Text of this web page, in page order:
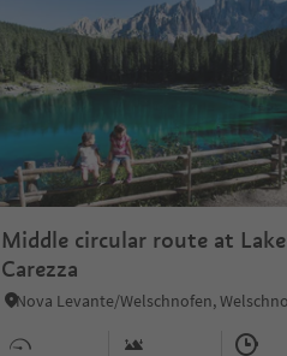
Middle circular route at Lake
Carezza